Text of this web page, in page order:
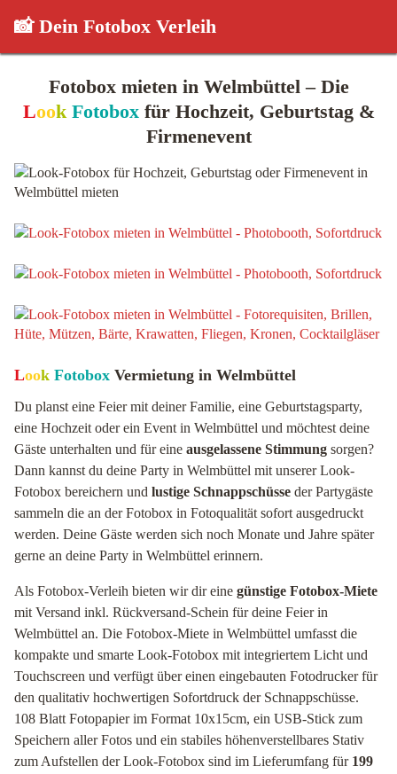
📸 Dein Fotobox Verleih
Fotobox mieten in Welmbüttel – Die
Look Fotoboxfür Hochzeit, Geburtstag &
Firmenevent
Look Fotobox Vermietung in Welmbüttel
Du planst eine Feier mit deiner Familie, eine Geburtstagsparty,
eine Hochzeit oder ein Event in Welmbüttel und möchtest deine
Gäste unterhalten und für eine ausgelassene Stimmung sorgen?
Dann kannst du deine Party in Welmbüttel mit unserer Look-
Fotobox bereichern und lustige Schnappschüsse der Partygäste
sammeln die an der Fotobox in Fotoqualität sofort ausgedruckt
werden. Deine Gäste werden sich noch Monate und Jahre später
gerne an deine Party in Welmbüttel erinnern.
Als Fotobox-Verleih bieten wir dir eine günstige Fotobox-Miete
mit Versand inkl. Rückversand-Schein für deine Feier in
Welmbüttel an. Die Fotobox-Miete in Welmbüttel umfasst die
kompakte und smarte Look-Fotobox mit integriertem Licht und
Touchscreen und verfügt über einen eingebauten Fotodrucker für
den qualitativ hochwertigen Sofortdruck der Schnappschüsse.
108 Blatt Fotopapier im Format 10x15cm, ein USB-Stick zum
Speichern aller Fotos und ein stabiles höhenverstellbares Stativ
zum Aufstellen der Look-Fotobox sind im Lieferumfang für 199